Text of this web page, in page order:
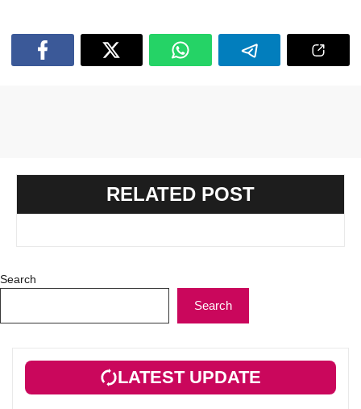
RELATED POST
Search
Search
LATEST UPDATE